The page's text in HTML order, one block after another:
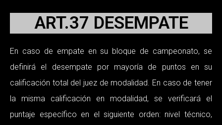
ART.37 DESEMPATE
En caso de empate en su bloque de campeonato, se
definirá el desempate por mayoría de puntos en su
calificación total del juez de modalidad. En caso de tener
la misma calificación en modalidad, se verificará el
puntaje específico en el siguiente orden: nivel técnico,